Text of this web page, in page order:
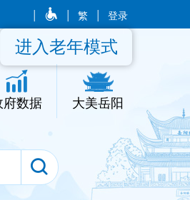
繁 登录
府数据 大美岳阳
进入老年模式